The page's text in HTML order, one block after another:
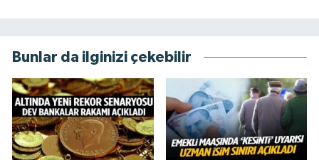
Bunlar da ilginizi çekebilir